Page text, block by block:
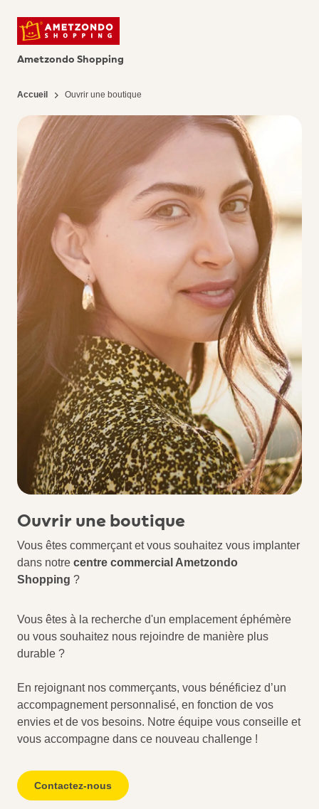
Ametzondo Shopping
Accueil Ouvrir une boutique
Ouvrir une boutique
Vous êtes commerçant et vous souhaitez vous implanter
dans notre centre commercial Ametzondo
Shopping ?
Vous êtes à la recherche d'un emplacement éphémère
ou vous souhaitez nous rejoindre de manière plus
durable ?
En rejoignant nos commerçants, vous bénéficiez d’un
accompagnement personnalisé, en fonction de vos
envies et de vos besoins. Notre équipe vous conseille et
vous accompagne dans ce nouveau challenge !
Contactez-nous